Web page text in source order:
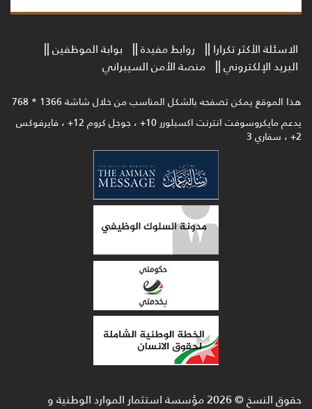
الاسئلة الأكثر تكرارا روابط مفيدة
بوابة الموظفين
البريد الإلكتروني
منصة الأمن السيبراني
هذا الموقع يمكن تصفحه بالشكل المناسب من خلال شاشة 1366 * 768
يدعم مايكروسوفت انترنت اكسبلورر 10+ ، جوجل كروم 12+ ، فايرفوكس
2+ ، سفاري 3
حقوق النسخ ©2026مؤسسة استثمار الموارد الوطنية و